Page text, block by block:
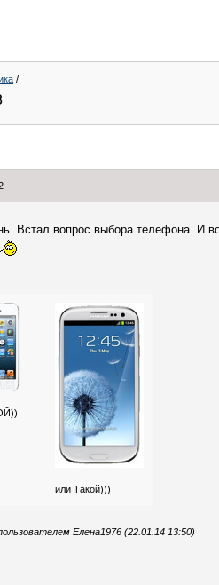
/
Встал вопрос выбора телефона. И
или Такой)))
Елена1976 (22.01.14 13:50)